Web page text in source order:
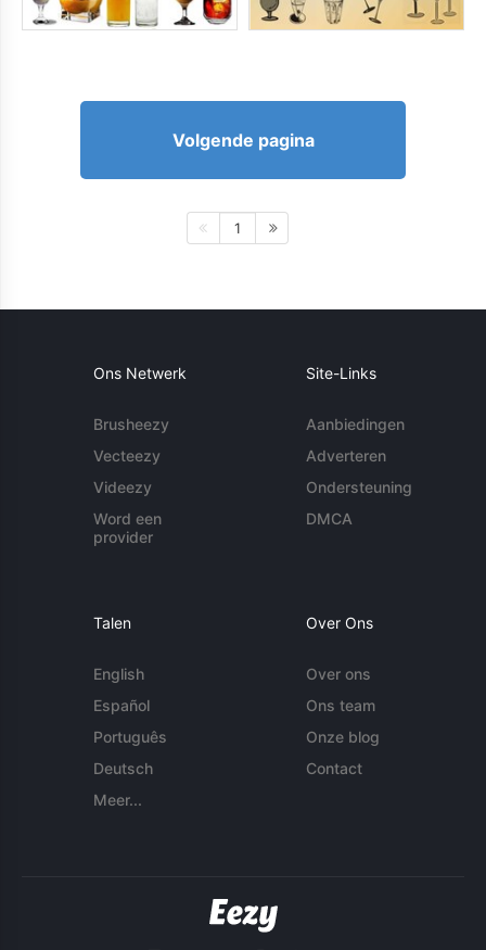
Volgende pagina
1
Ons Netwerk
Brusheezy
Vecteezy
Videezy
Word een
provider
Site-Links
Aanbiedingen
Adverteren
Ondersteuning
DMCA
Talen
English
Español
Português
Deutsch
Meer...
Over Ons
Over ons
Ons team
Onze blog
Contact